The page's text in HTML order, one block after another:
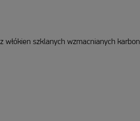
szklanych wzmacnianych